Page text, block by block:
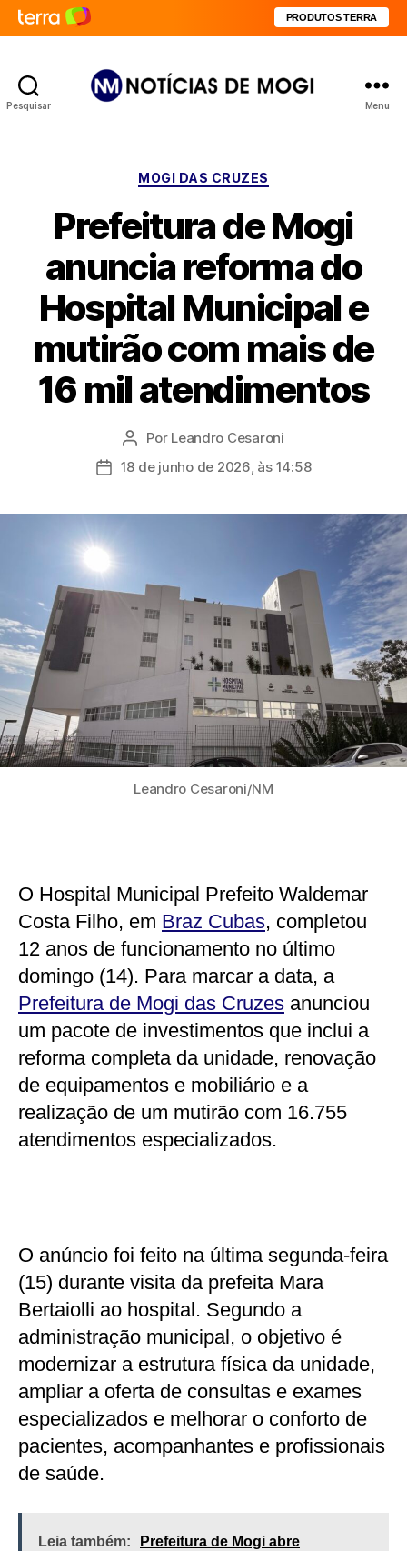
PRODUTOS TERRA
Pesquisar Menu
Categorias
MOGI DAS CRUZES
Prefeitura de Mogi
anuncia reforma do
Hospital Municipal e
mutirão com mais de
16 mil atendimentos
Autor
do
post
Por Leandro Cesaroni
Data18 de junho de 2026, às 14:58
Leandro Cesaroni/NM
O Hospital Municipal Prefeito Waldemar
Costa Filho, em Braz Cubas, completou
12 anos de funcionamento no último
domingo (14). Para marcar a data, a
Prefeitura de Mogi das Cruzes anunciou
um pacote de investimentos que inclui a
reforma completa da unidade, renovação
de equipamentos e mobiliário e a
realização de um mutirão com 16.755
atendimentos especializados.
O anúncio foi feito na última segunda-feira
(15) durante visita da prefeita Mara
Bertaiolli ao hospital. Segundo a
administração municipal, o objetivo é
modernizar a estrutura física da unidade,
ampliar a oferta de consultas e exames
especializados e melhorar o conforto de
pacientes, acompanhantes e profissionais
de saúde.
Leia também:
Prefeitura de Mogi abre